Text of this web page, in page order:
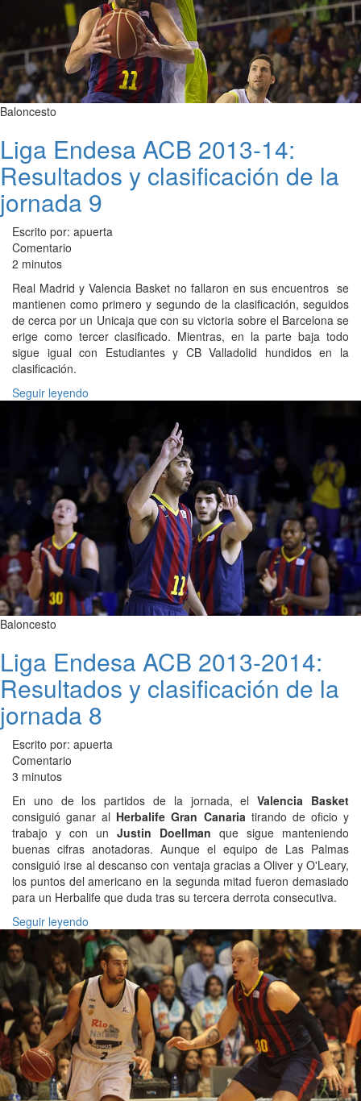
Baloncesto
Liga Endesa ACB 2013-14:
Resultados y clasificación de la
jornada 9
Escrito por: apuerta
Comentario
2 minutos
Real Madrid y Valencia Basket no fallaron en sus encuentros se
mantienen como primero y segundo de la clasificación, seguidos
de cerca por un Unicaja que con su victoria sobre el Barcelona se
erige como tercer clasificado. Mientras, en la parte baja todo
sigue igual con Estudiantes y CB Valladolid hundidos en la
clasificación.
Seguir leyendo
Baloncesto
Liga Endesa ACB 2013-2014:
Resultados y clasificación de la
jornada 8
Escrito por: apuerta
Comentario
3 minutos
En uno de los partidos de la jornada, elValencia Basket
consiguió ganar al Herbalife Gran Canaria tirando de oficio y
trabajo y con un Justin Doellman que sigue manteniendo
buenas cifras anotadoras. Aunque el equipo de Las Palmas
consiguió irse al descanso con ventaja gracias a Oliver y O'Leary,
los puntos del americano en la segunda mitad fueron demasiado
para un Herbalife que duda tras su tercera derrota consecutiva.
Seguir leyendo